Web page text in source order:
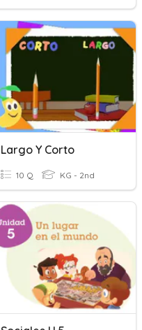
Largo Y Corto
10 Q KG - 2nd